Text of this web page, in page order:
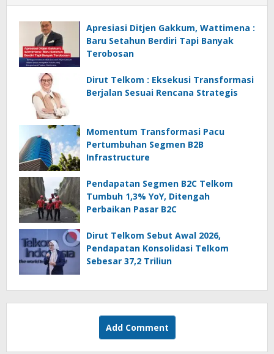
Apresiasi Ditjen Gakkum, Wattimena :
Baru Setahun Berdiri Tapi Banyak
Terobosan
Dirut Telkom : Eksekusi Transformasi
Berjalan Sesuai Rencana Strategis
Momentum Transformasi Pacu
Pertumbuhan Segmen B2B
Infrastructure
Pendapatan Segmen B2C Telkom
Tumbuh 1,3% YoY, Ditengah
Perbaikan Pasar B2C
Dirut Telkom Sebut Awal 2026,
Pendapatan Konsolidasi Telkom
Sebesar 37,2 Triliun
Add Comment